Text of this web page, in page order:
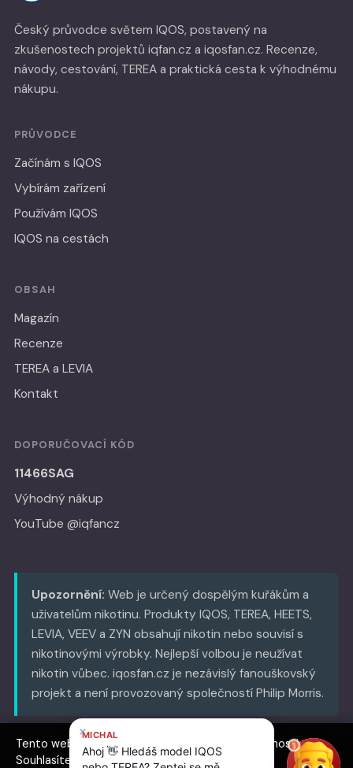
Český průvodce světem IQOS, postavený na
zkušenostech projektů iqfan.cz a iqosfan.cz. Recenze,
návody, cestování, TEREA a praktická cesta k výhodnému
nákupu.
PRŮVODCE
Začínám s IQOS
Vybírám zařízení
Používám IQOS
IQOS na cestách
OBSAH
Magazín
Recenze
TEREA a LEVIA
Kontakt
DOPORUČOVACÍ KÓD
11466SAG
Výhodný nákup
YouTube @iqfancz
Upozornění: Web je určený dospělým kuřákům a
uživatelům nikotinu. Produkty IQOS, TEREA, HEETS,
LEVIA, VEEV a ZYN obsahují nikotin nebo souvisí s
nikotinovými výrobky. Nejlepší volbou je neužívat
nikotin vůbec. iqosfan.cz je nezávislý fanouškovský
projekt a není provozovaný společností Philip Morris.
© 2026 iqosfan.cz
Tento web používá cookies pro analýzu návštěvnosti.
Souhlasíte s jejich použitím?